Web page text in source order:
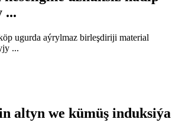
...
ugurda aýrylmaz birleşdiriji material
...
altyn we kümüş induksiýa